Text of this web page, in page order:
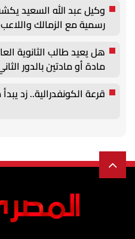
وكيل عبد الله السعيد
رسمية مع الزمالك واللاعب
هل يعيد طالب الثانوية
مادة أو مادتين بالدور
قرعة الكونفدرالية.. زد